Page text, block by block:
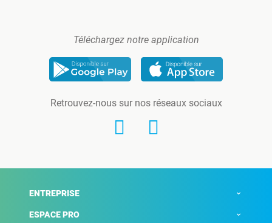
Téléchargez notre application
Retrouvez-nous sur nos réseaux sociaux
ENTREPRISE
ESPACE PRO